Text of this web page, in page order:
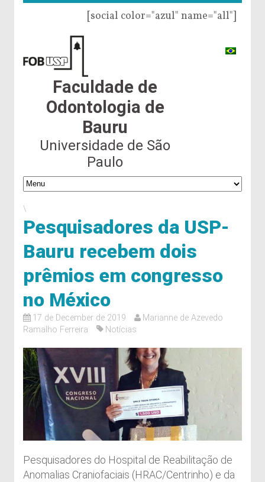
[social color="azul" name="all"]
Faculdade de
Odontologia de
Bauru
Universidade de São
Paulo
\
Pesquisadores da USP-
Bauru recebem dois
prêmios em congresso
no México
17 de December de 2019
Marianne de Azevedo
Ramalho Ferreira
Notícias
Pesquisadores do Hospital de Reabilitação de
Anomalias Craniofaciais (HRAC/Centrinho) e da